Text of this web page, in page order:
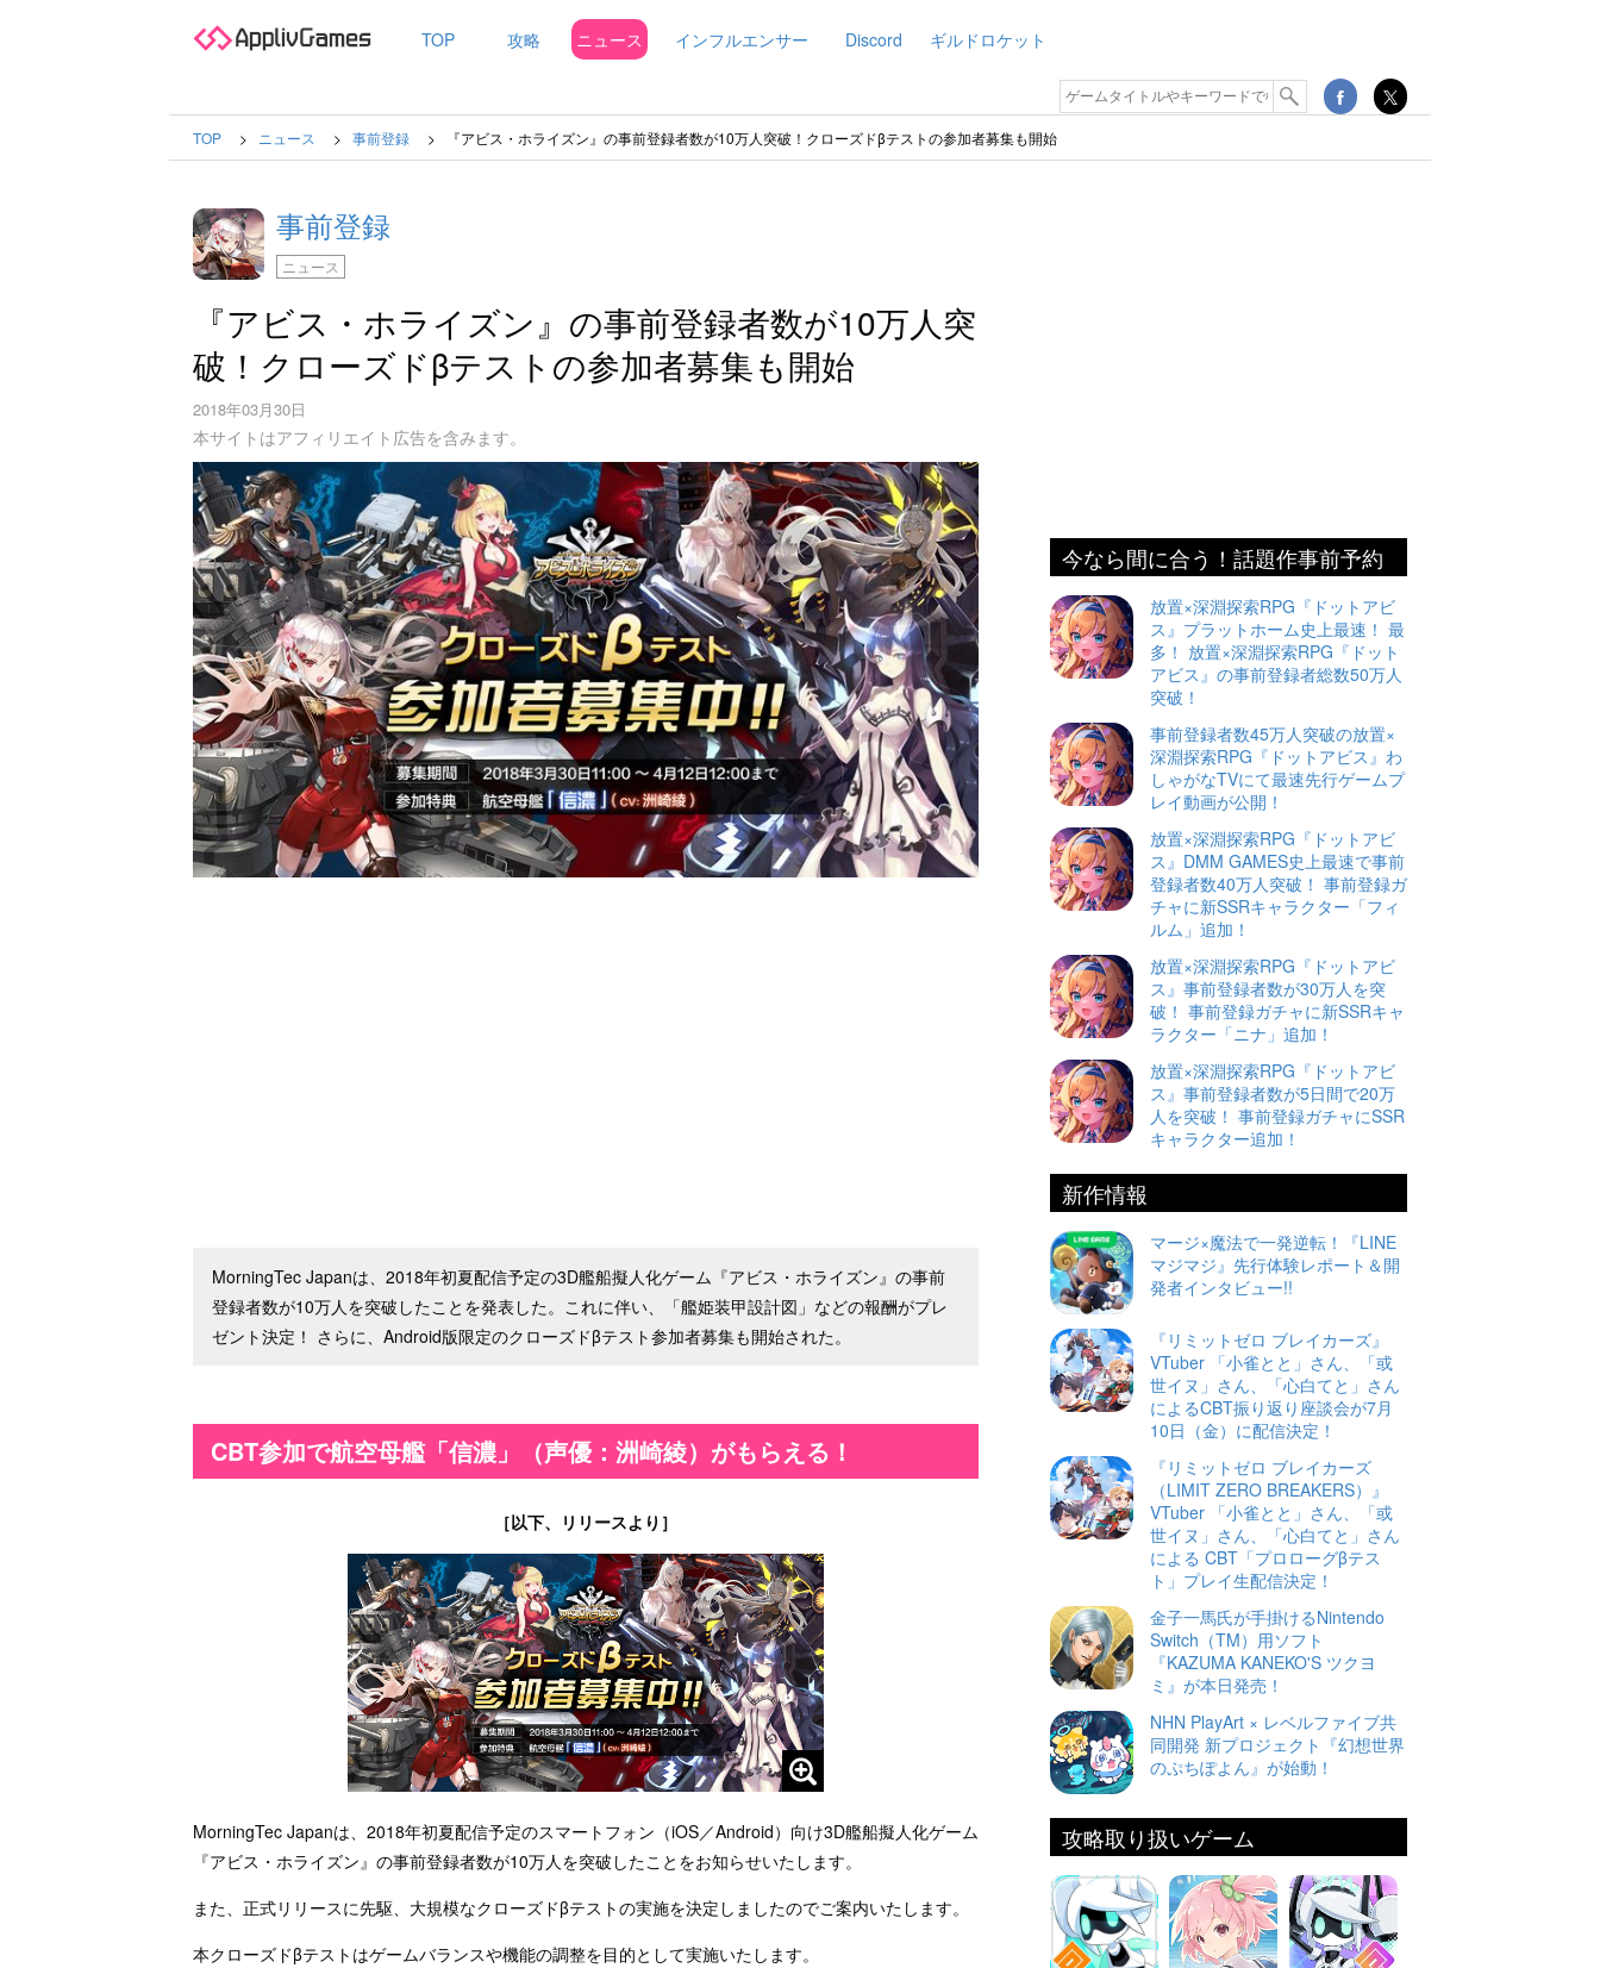
TOP 攻略 ニュース インフルエンサー Discord ギルドロケット
TOP ニュース 事前登録 『アビス・ホライズン』の事前登録者数が10万人突破！クローズドβテストの参加者募集も開始
事前登録
ニュース
『アビス・ホライズン』の事前登録者数が10万人突
破！クローズドβテストの参加者募集も開始
2018年03月30日
本サイトはアフィリエイト広告を含みます。
MorningTec Japanは、2018年初夏配信予定の3D艦船擬人化ゲーム『アビス・ホライズン』の事前
登録者数が10万人を突破したことを発表した。これに伴い、「艦姫装甲設計図」などの報酬がプレ
ゼント決定！ さらに、Android版限定のクローズドβテスト参加者募集も開始された。
CBT参加で航空母艦「信濃」（声優：洲崎綾）がもらえる！
［以下、リリースより］
MorningTec Japanは、2018年初夏配信予定のスマートフォン（iOS／Android）向け3D艦船擬人化ゲーム
『アビス・ホライズン』の事前登録者数が10万人を突破したことをお知らせいたします。
また、正式リリースに先駆、大規模なクローズドβテストの実施を決定しましたのでご案内いたします。
本クローズドβテストはゲームバランスや機能の調整を目的として実施いたします。
今なら間に合う！話題作事前予約
放置×深淵探索RPG『ドットアビ
ス』プラットホーム史上最速！ 最
多！ 放置×深淵探索RPG『ドット
アビス』の事前登録者総数50万人
突破！
事前登録者数45万人突破の放置×
深淵探索RPG『ドットアビス』わ
しゃがなTVにて最速先行ゲームプ
レイ動画が公開！
放置×深淵探索RPG『ドットアビ
ス』DMM GAMES史上最速で事前
登録者数40万人突破！ 事前登録ガ
チャに新SSRキャラクター「フィ
ルム」追加！
放置×深淵探索RPG『ドットアビ
ス』事前登録者数が30万人を突
破！ 事前登録ガチャに新SSRキャ
ラクター「ニナ」追加！
放置×深淵探索RPG『ドットアビ
ス』事前登録者数が5日間で20万
人を突破！ 事前登録ガチャにSSR
キャラクター追加！
新作情報
マージ×魔法で一発逆転！『LINE
マジマジ』先行体験レポート＆開
発者インタビュー!!
『リミットゼロ ブレイカーズ』
VTuber 「小雀とと」さん、「或
世イヌ」さん、「心白てと」さん
によるCBT振り返り座談会が7月
10日（金）に配信決定！
『リミットゼロ ブレイカーズ
（LIMIT ZERO BREAKERS）』
VTuber 「小雀とと」さん、「或
世イヌ」さん、「心白てと」さん
による CBT「プロローグβテス
ト」プレイ生配信決定！
金子一馬氏が手掛けるNintendo
Switch（TM）用ソフト
『KAZUMA KANEKO'S ツクヨ
ミ』が本日発売！
NHN PlayArt × レベルファイブ共
同開発 新プロジェクト『幻想世界
のぷちぽよん』が始動！
攻略取り扱いゲーム